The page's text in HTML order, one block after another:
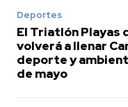
Deportes
El Triatlón Playas
volverá a llenar
deporte y
de mayo